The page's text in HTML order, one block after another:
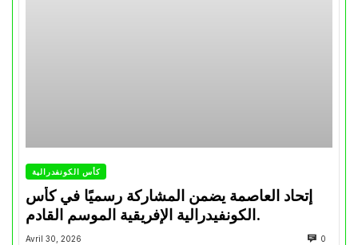
كأس الكونفدرالية
إتحاد العاصمة يضمن المشاركة رسميًا في كأس
الكونفيدرالية الإفريقية الموسم القادم.
Avril 30, 2026 0